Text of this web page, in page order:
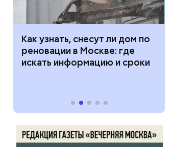
Как узнать, снесут ли дом по
реновации в Москве: где
искать информацию и сроки